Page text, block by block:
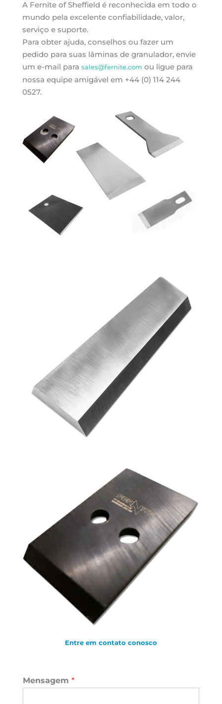
A Fernite of Sheffield é reconhecida em todo o
mundo pela excelente confiabilidade, valor,
serviço e suporte.
Para obter ajuda, conselhos ou fazer um
pedido para suas lâminas de granulador, envie
um e-mail para sales@fernite.com ou ligue para
nossa equipe amigável em +44 (0) 114 244
0527.
Entre em contato conosco
Mensagem *